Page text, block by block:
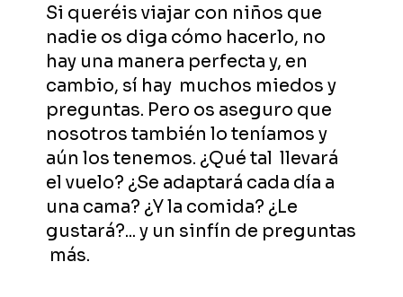
Si queréis viajar con niños que
nadie os diga cómo hacerlo, no
hay una manera perfecta y, en
cambio, sí hay muchos miedos y
preguntas. Pero os aseguro que
nosotros también lo teníamos y
aún los tenemos. ¿Qué tal llevará
el vuelo? ¿Se adaptará cada día a
una cama? ¿Y la comida? ¿Le
gustará?... y un sinfín de preguntas
más.